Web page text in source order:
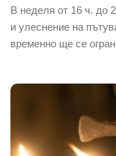
В неделя от 16 ч. до
и улеснение на
временно ще се